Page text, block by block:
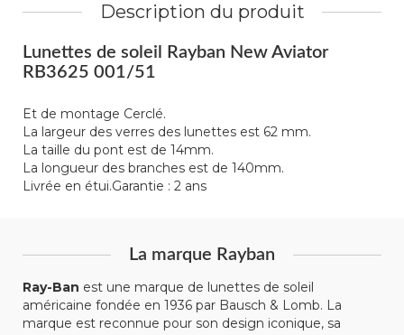
Description du produit
Lunettes de soleil Rayban New Aviator
RB3625 001/51
Et de montage Cerclé.
La largeur des verres des lunettes est 62 mm.
La taille du pont est de 14mm.
La longueur des branches est de 140mm.
Livrée en étui.Garantie : 2 ans
La marque Rayban
Ray-Ban est une marque de lunettes de soleil
américaine fondée en 1936 par Bausch & Lomb. La
marque est reconnue pour son design iconique, sa